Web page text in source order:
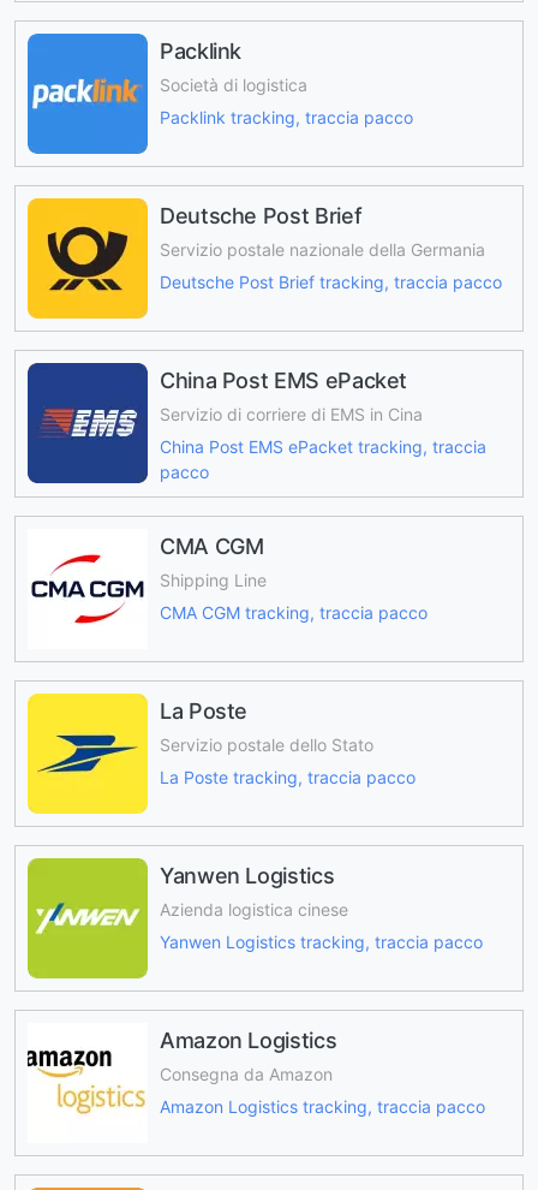
Packlink
Società di logistica
Packlink tracking, traccia pacco
Deutsche Post Brief
Servizio postale nazionale della Germania
Deutsche Post Brief tracking, traccia pacco
China Post EMS ePacket
Servizio di corriere di EMS in Cina
China Post EMS ePacket tracking, traccia
pacco
CMA CGM
Shipping Line
CMA CGM tracking, traccia pacco
La Poste
Servizio postale dello Stato
La Poste tracking, traccia pacco
Yanwen Logistics
Azienda logistica cinese
Yanwen Logistics tracking, traccia pacco
Amazon Logistics
Consegna da Amazon
Amazon Logistics tracking, traccia pacco